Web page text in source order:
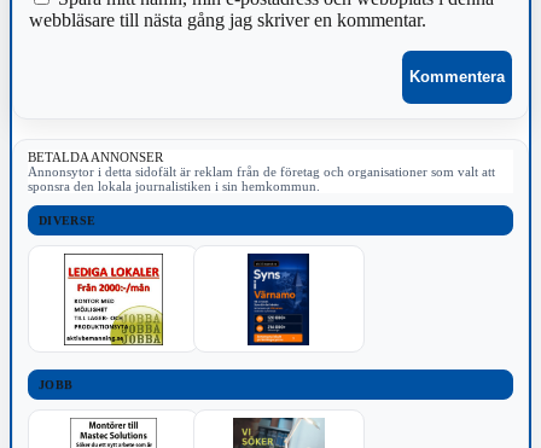
webbläsare till nästa gång jag skriver en kommentar.
BETALDA ANNONSER
Annonsytor i detta sidofält är reklam från de företag och organisationer som valt att
sponsra den lokala journalistiken i sin hemkommun.
DIVERSE
JOBB